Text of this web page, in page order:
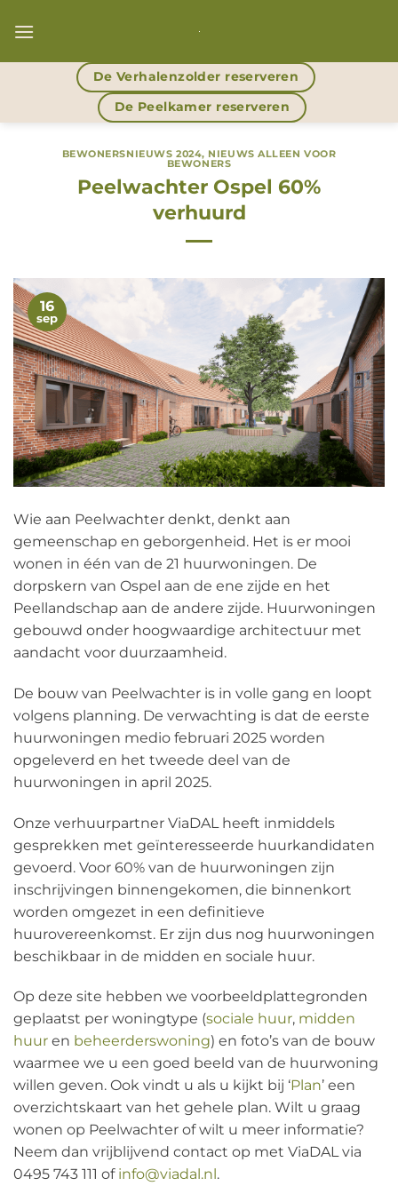
naar
De Verhalenzolder reserveren
De Peelkamer reserveren
BEWONERSNIEUWS 2024, NIEUWS ALLEEN VOOR
BEWONERS
Peelwachter Ospel 60%
verhuurd
16
sep
Wie aan Peelwachter denkt, denkt aan
gemeenschap en geborgenheid. Het is er mooi
wonen in één van de 21 huurwoningen. De
dorpskern van Ospel aan de ene zijde en het
Peellandschap aan de andere zijde. Huurwoningen
gebouwd onder hoogwaardige architectuur met
aandacht voor duurzaamheid.
De bouw van Peelwachter is in volle gang en loopt
volgens planning. De verwachting is dat de eerste
huurwoningen medio februari 2025 worden
opgeleverd en het tweede deel van de
huurwoningen in april 2025.
Onze verhuurpartner ViaDAL heeft inmiddels
gesprekken met geïnteresseerde huurkandidaten
gevoerd. Voor 60% van de huurwoningen zijn
inschrijvingen binnengekomen, die binnenkort
worden omgezet in een definitieve
huurovereenkomst. Er zijn dus nog huurwoningen
beschikbaar in de midden en sociale huur.
Op deze site hebben we voorbeeldplattegronden
geplaatst per woningtype (sociale huur, midden
huur en beheerderswoning) en foto’s van de bouw
waarmee we u een goed beeld van de huurwoning
willen geven. Ook vindt u als u kijkt bij ‘Plan’ een
overzichtskaart van het gehele plan. Wilt u graag
wonen op Peelwachter of wilt u meer informatie?
Neem dan vrijblijvend contact op met ViaDAL via
0495 743 111 of info@viadal.nl .